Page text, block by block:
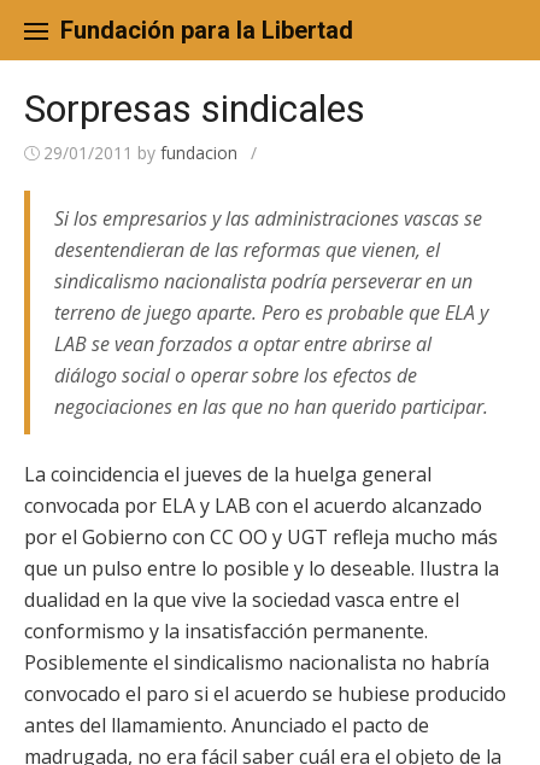
content
Fundación para la Libertad
Sorpresas sindicales
29/01/2011 by fundacion /
Si los empresarios y las administraciones vascas se
desentendieran de las reformas que vienen, el
sindicalismo nacionalista podría perseverar en un
terreno de juego aparte. Pero es probable que ELA y
LAB se vean forzados a optar entre abrirse al
diálogo social o operar sobre los efectos de
negociaciones en las que no han querido participar.
La coincidencia el jueves de la huelga general
convocada por ELA y LAB con el acuerdo alcanzado
por el Gobierno con CC OO y UGT refleja mucho más
que un pulso entre lo posible y lo deseable. Ilustra la
dualidad en la que vive la sociedad vasca entre el
conformismo y la insatisfacción permanente.
Posiblemente el sindicalismo nacionalista no habría
convocado el paro si el acuerdo se hubiese producido
antes del llamamiento. Anunciado el pacto de
madrugada, no era fácil saber cuál era el objeto de la